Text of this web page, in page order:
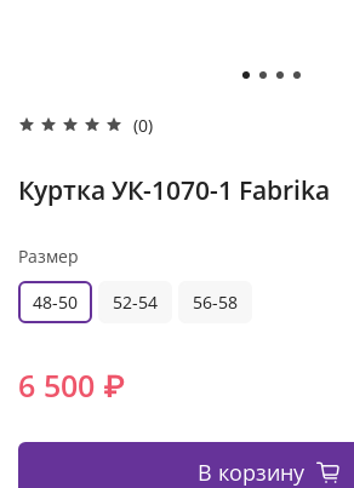
(0)
Куртка УК-1070-1 Fabrika
Размер
48-50
52-54 56-58
6 500 ₽
В корзину